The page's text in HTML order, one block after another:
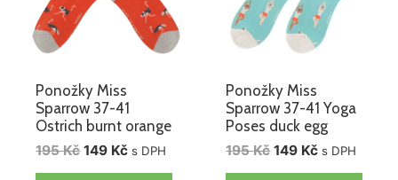
Ponožky Miss
Sparrow 37-41
Ostrich burnt orange
195Kč 149 Kč s DPH
Ponožky Miss
Sparrow 37-41 Yoga
Poses duck egg
195Kč 149 Kč s DPH